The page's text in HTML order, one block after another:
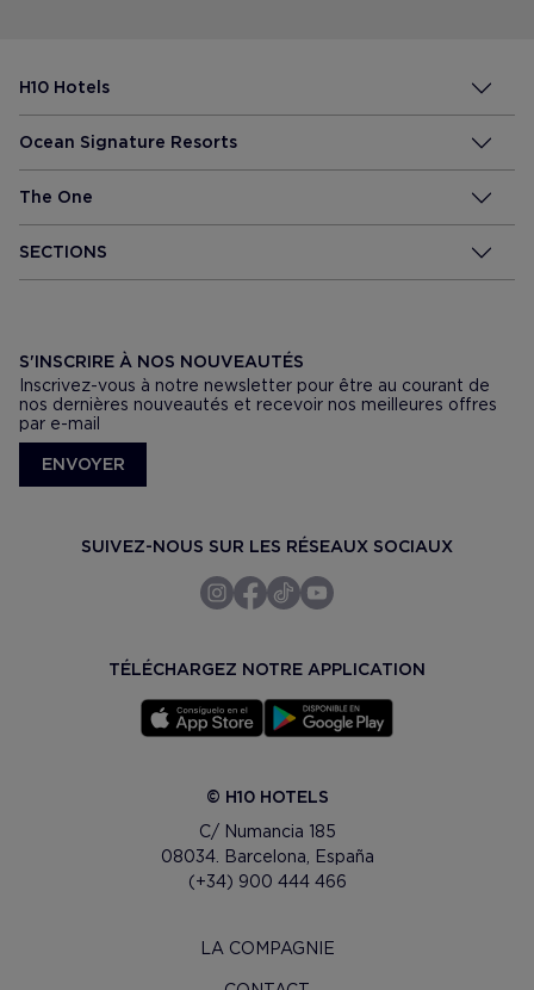
H10 Hotels
Ocean Signature Resorts
The One
SECTIONS
S'INSCRIRE À NOS NOUVEAUTÉS
Inscrivez-vous à notre newsletter pour être au courant de
nos dernières nouveautés et recevoir nos meilleures offres
par e-mail
ENVOYER
SUIVEZ-NOUS SUR LES RÉSEAUX SOCIAUX
TÉLÉCHARGEZ NOTRE APPLICATION
© H10 HOTELS
C/ Numancia 185
08034. Barcelona, España
(+34) 900 444 466
LA COMPAGNIE